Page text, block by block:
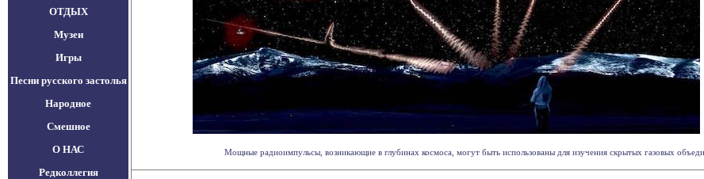
ОТДЫХ
Музеи
Игры
Песни русского застолья
Народное
Смешное
О НАС
Редколлегия
Мощные радиоимпульсы, возникающие в глубинах космоса, могут быть использованы для изучения скрытых газовых